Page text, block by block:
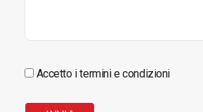
Accetto i termini e condizioni